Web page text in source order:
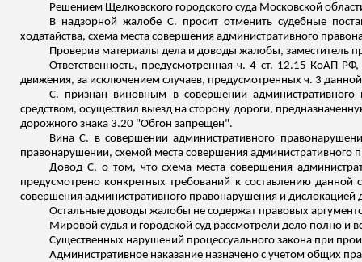
Решением Щелковского городского суда Московской
В надзорной жалобе С. просит отменить судебные
ходатайства, схема места совершения административного
Проверив материалы дела и доводы жалобы, заместитель
Ответственность, предусмотренная ч. 4 ст. 12.15 КоАП
движения, за исключением случаев, предусмотренных ч. 3 данной
С. признан виновным в совершении
средством, осуществил выезд на сторону дороги,
дорожного знака 3.20 "Обгон запрещен".
Вина С. в совершении административного
правонарушении, схемой места совершения
Довод С. о том, что схема места совершения
предусмотрено конкретных требований к составлению
совершения административного правонарушения и дислокацией
Остальные доводы жалобы не содержат правовых
Мировой судья и городской суд рассмотрели дело полно и
Существенных нарушений процессуального закона при
Административное наказание назначено с учетом общих